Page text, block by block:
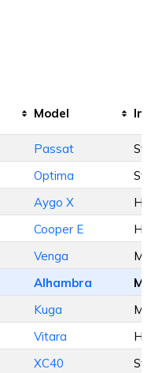
Model
Passat
Optima
Aygo X
Cooper E
Venga
Alhambra
Kuga
Vitara
XC40